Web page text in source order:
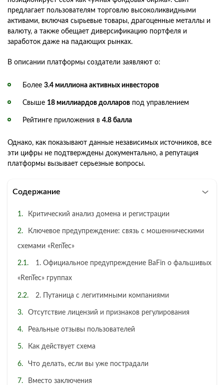
предлагает пользователям торговлю высоколиквидными
активами, включая сырьевые товары, драгоценные металлы и
валюту, а также обещает диверсификацию портфеля и
заработок даже на падающих рынках.
В описании платформы создатели заявляют о:
Более 3.4 миллиона активных инвесторов
Свыше 18 миллиардов долларов под управлением
Рейтинге приложения в 4.8 балла
Однако, как показывают данные независимых источников, все
эти цифры не подтверждены документально, а репутация
платформы вызывает серьезные вопросы.
Содержание
Критический анализ домена и регистрации
Ключевое предупреждение: связь с мошенническими
схемами «RenTec»
1. Официальное предупреждение BaFin о фальшивых
«RenTec» группах
2. Путаница с легитимными компаниями
Отсутствие лицензий и признаков регулирования
Реальные отзывы пользователей
Как действует схема
Что делать, если вы уже пострадали
Вместо заключения